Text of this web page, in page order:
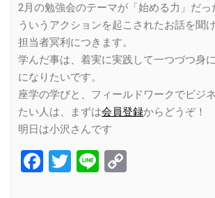
2月の勉強会のテーマが「始める力」だっ
ういうアクションを起こされたお話を聞
担当者冥利につきます。
学んだ事は、着実に実践して一つづつ身
になりたいです。
座学の学びと、フィールドワークでビジ
たい人は、まずは会員登録からどうぞ！
明日は小沢さんです
Facebook
Twitter
Line